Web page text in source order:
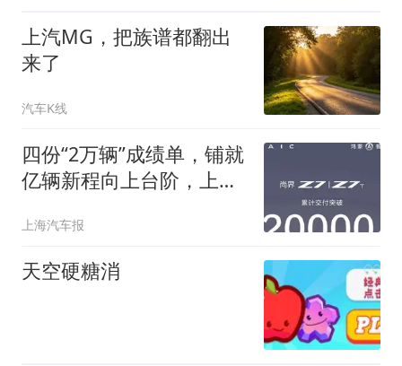
上汽MG，把族谱都翻出
来了
汽车K线
四份“2万辆”成绩单，铺就
亿辆新程向上台阶，上汽
上海汽车报
天空硬糖消